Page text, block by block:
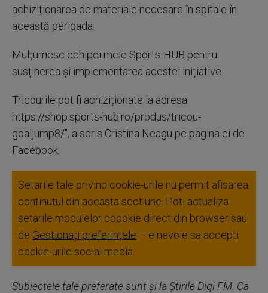
achiziționarea de materiale necesare în spitale în
această perioada.
Mulțumesc echipei mele Sports-HUB pentru
susținerea și implementarea acestei inițiative.
Tricourile pot fi achiziționate la adresa
https://shop.sports-hub.ro/produs/tricou-
goaljump8/", a scris Cristina Neagu pe pagina ei de
Facebook.
Setarile tale privind cookie-urile nu permit afisarea
continutul din aceasta sectiune. Poti actualiza
setarile modulelor coookie direct din browser sau
de Gestionați preferințele – e nevoie sa accepti
cookie-urile social media
Subiectele tale preferate sunt și la Știrile Digi FM. Ca